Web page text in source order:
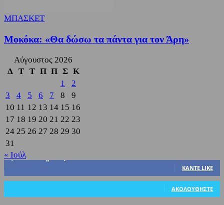
ΜΠΑΣΚΕΤ
Μοκόκα: «Θα δώσω τα πάντα για τον Άρη»
Αύγουστος 2026
Δ
Τ Τ Π Π Σ Κ
1
2
3
4 5 6 7 8
9
10 11 12 13 14 15 16
17 18 19 20 21 22 23
24 25 26 27 28 29 30
31
« Ιούλ
3,822
ΚΆΝΤΕ LIKE
ΑΚΟΛΟΥΘΉΣΤΕ